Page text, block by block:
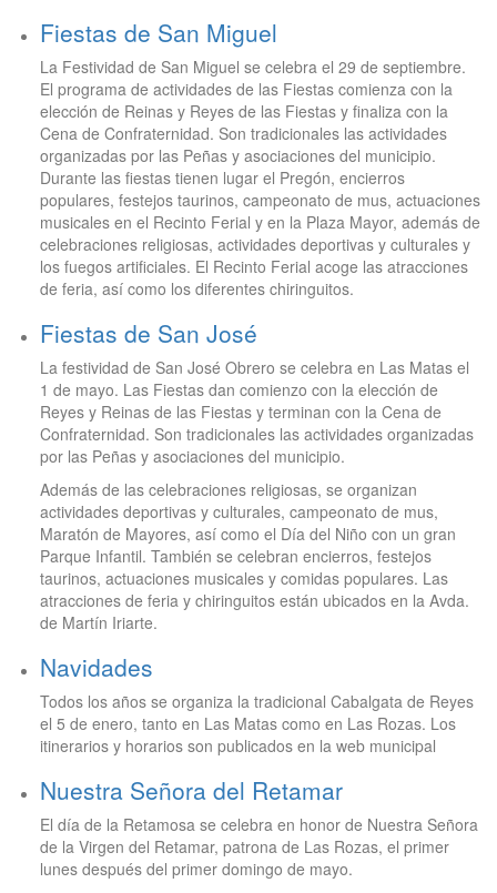
Fiestas de San Miguel
La Festividad de San Miguel se celebra el 29 de septiembre.
El programa de actividades de las Fiestas comienza con la
elección de Reinas y Reyes de las Fiestas y finaliza con la
Cena de Confraternidad. Son tradicionales las actividades
organizadas por las Peñas y asociaciones del municipio.
Durante las fiestas tienen lugar el Pregón, encierros
populares, festejos taurinos, campeonato de mus, actuaciones
musicales en el Recinto Ferial y en la Plaza Mayor, además de
celebraciones religiosas, actividades deportivas y culturales y
los fuegos artificiales. El Recinto Ferial acoge las atracciones
de feria, así como los diferentes chiringuitos.
Fiestas de San José
La festividad de San José Obrero se celebra en Las Matas el
1 de mayo. Las Fiestas dan comienzo con la elección de
Reyes y Reinas de las Fiestas y terminan con la Cena de
Confraternidad. Son tradicionales las actividades organizadas
por las Peñas y asociaciones del municipio.
Además de las celebraciones religiosas, se organizan
actividades deportivas y culturales, campeonato de mus,
Maratón de Mayores, así como el Día del Niño con un gran
Parque Infantil. También se celebran encierros, festejos
taurinos, actuaciones musicales y comidas populares. Las
atracciones de feria y chiringuitos están ubicados en la Avda.
de Martín Iriarte.
Navidades
Todos los años se organiza la tradicional Cabalgata de Reyes
el 5 de enero, tanto en Las Matas como en Las Rozas. Los
itinerarios y horarios son publicados en la web municipal
Nuestra Señora del Retamar
El día de la Retamosa se celebra en honor de Nuestra Señora
de la Virgen del Retamar, patrona de Las Rozas, el primer
lunes después del primer domingo de mayo.